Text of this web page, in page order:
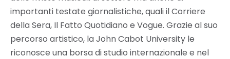
importanti testate giornalistiche, quali il Corriere
della Sera, Il Fatto Quotidiano e Vogue. Grazie al suo
percorso artistico, la John Cabot University le
riconosce una borsa di studio internazionale e nel